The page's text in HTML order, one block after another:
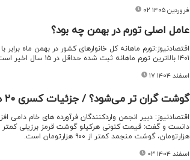
۰۲ فروردین ۱۴۰۵
عامل اصلی تورم در بهمن چه بود؟
۱۴۰۱ بالاترین تورم ماهانه ثبت شده حداقل در ۱۵ سال اخیر است.
۱۷ اسفند ۱۴۰۴
گوشت گران تر می‌شود؟ / جزئیات کسری ۲۰ هزار تنی گوشت
اقتصادنیوز: دبیر انجمن واردکنندگان فرآورده های خام
هزارتومان، گوشت منجمد کمتر از ۹۰۰ هزارتومان است.
۰۳ اسفند ۱۴۰۴